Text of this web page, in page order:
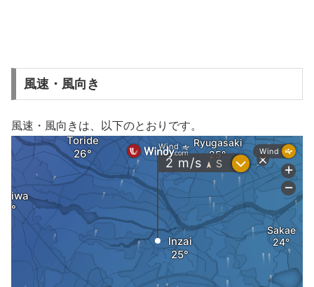
風速・風向き
風速・風向きは、以下のとおりです。